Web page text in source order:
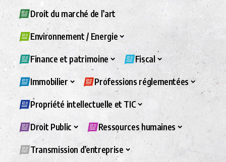
Droit du marché de l’art
Environnement / Energie
Finance et patrimoine Fiscal
Immobilier Professions réglementées
Propriété intellectuelle et TIC
Droit Public Ressources humaines
Transmission d’entreprise